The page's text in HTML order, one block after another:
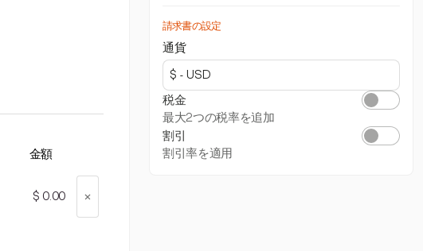
金額
$ 0.00
請求書の設定
通貨
税金
最大2つの税率を追加
割引
割引率を適用